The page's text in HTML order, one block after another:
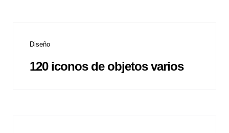
Diseño
120 iconos de objetos varios